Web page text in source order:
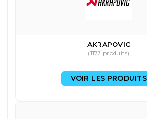
AKRAPOVIC
(1177 produits)
VOIR LES PRODUITS